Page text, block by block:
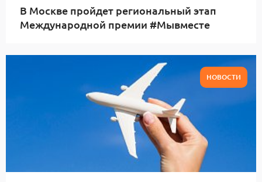
В Москве пройдет региональный этап
Международной премии #Мывместе
НОВОСТИ